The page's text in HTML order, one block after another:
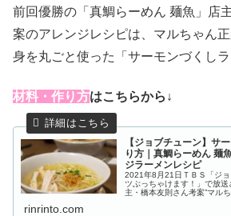
前回優勝の「真鯛らーめん 麺魚」店
案のアレンジレシピは、マルちゃん
身を丸ごと使った「サーモンづくしラ
材料・作り方はこちらから↓
【ジョブチューン】サ
り方｜真鯛らーめん 麺
ジラーメンレシピ
2021年8月21日ＴＢＳ「ジ
ツぶっちゃけます！」で放
主・橋本友則さん考案”マル
rinrinto.com